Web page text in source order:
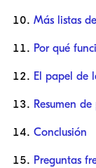
Más listas
Por qué
El papel de
Resumen
Conclusión
Preguntas